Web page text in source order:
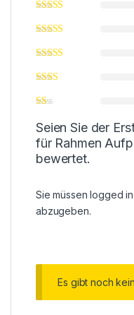
Seien Sie der
für Rahmen
bewertet.
Sie müssenlogged in
abzugeben.
Es gibt noch